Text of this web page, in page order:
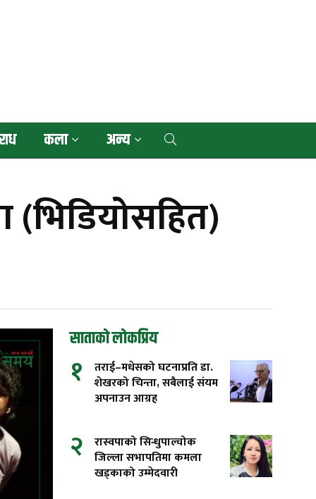
कला अन्य
(भिडियोसहित)
साताको लोकप्रिय
१
तराई–मधेसको घटनाप्रति डा.
शेखरको चिन्ता, सबैलाई संयम
अपनाउन आग्रह
२
रास्वपाको सिन्धुपाल्चोक
जिल्ला सभापतिमा कमला
खड्काको उम्मेदवारी